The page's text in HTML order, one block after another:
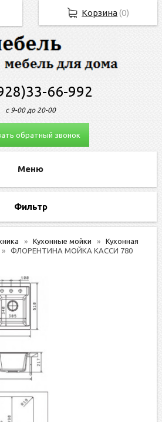
66-992
с 9-00 до 20-00
обратный звонок
Фильтр
Кухонные мойки
Кухонная
ФЛОРЕНТИНА МОЙКА КАССИ 780
Корзина(0)